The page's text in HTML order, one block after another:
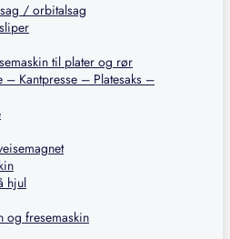
/ orbitalsag
til plater og rør
– Kantpresse – Platesaks –
hjul
og fresemaskin